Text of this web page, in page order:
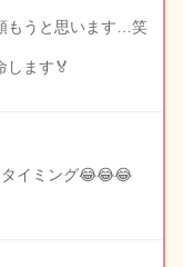
もうと思います…笑
します🏅
イミング😂😂😂